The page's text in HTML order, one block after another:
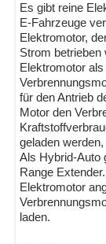
Es gibt reine
E-Fahrzeuge
Elektromotor,
Strom betrieben
Elektromotor
für den Antrieb
Motor den
geladen
Als Hybrid-Auto
Range
Elektromotor
laden.